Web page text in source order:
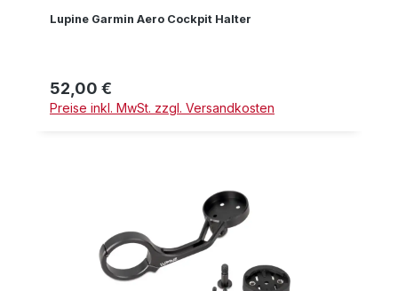
Lupine Garmin Aero Cockpit Halter
Regulärer Preis:
52,00 €
Preise inkl. MwSt. zzgl. Versandkosten